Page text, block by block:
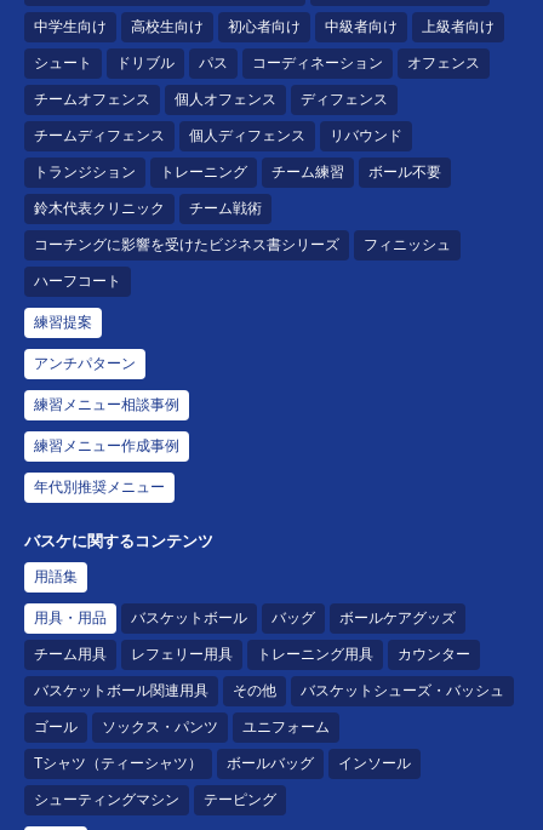
中学生向け 高校生向け 初心者向け 中級者向け 上級者向け
シュート ドリブル パス コーディネーション オフェンス
チームオフェンス 個人オフェンス ディフェンス
チームディフェンス 個人ディフェンス リバウンド
トランジション トレーニング チーム練習 ボール不要
鈴木代表クリニック チーム戦術
コーチングに影響を受けたビジネス書シリーズ フィニッシュ
ハーフコート
練習提案
アンチパターン
練習メニュー相談事例
練習メニュー作成事例
年代別推奨メニュー
バスケに関するコンテンツ
用語集
用具・用品 バスケットボール バッグ ボールケアグッズ
チーム用具 レフェリー用具 トレーニング用具 カウンター
バスケットボール関連用具 その他 バスケットシューズ・バッシュ
ゴール ソックス・パンツ ユニフォーム
Tシャツ（ティーシャツ） ボールバッグ インソール
シューティングマシン テーピング